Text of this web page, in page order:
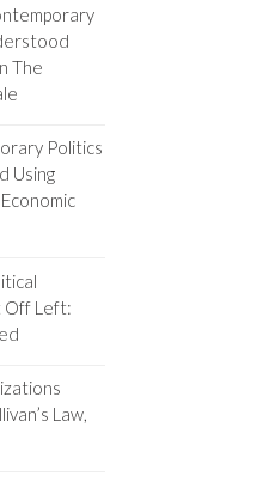
The
Politics
Using
Off Left:
Law,